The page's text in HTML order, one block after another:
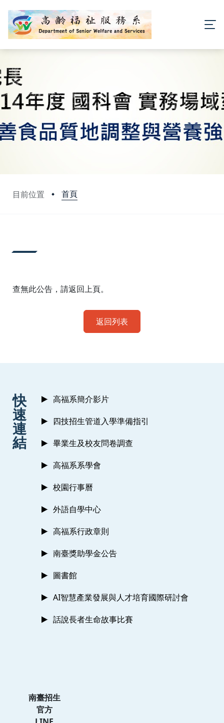
目前位置 首頁
查無此公告，請返回上頁。
返回列表
快
速
連
結
高福系簡介影片
四技招生管道入學準備指引
畢業生及校友問卷調查
高福系系學會
校園行事曆
外語自學中心
高福系行政章則
南臺獎助學金公告
圖書館
AI智慧產業發展與人才培育國際研討會
話說長者生命故事比賽
南臺招生
官方